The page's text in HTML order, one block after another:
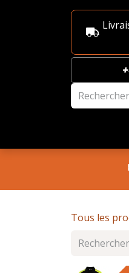
Se rendre au contenu
Tous les